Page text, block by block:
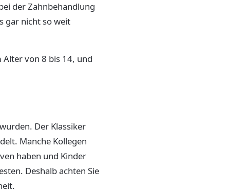
der Zahnbehandlung
gar nicht so weit
von 8 bis 14, und
Der Klassiker
Manche Kollegen
haben und Kinder
Deshalb achten Sie